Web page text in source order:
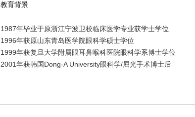
教育背景
1987年毕业于原浙江宁波卫校临床医学专业获学士学位
1996年获原山东青岛医学院眼科学硕士学位
1999年获复旦大学附属眼耳鼻喉科医院眼科学系博士学位
2001年获韩国Dong-A University眼科学/屈光手术博士后